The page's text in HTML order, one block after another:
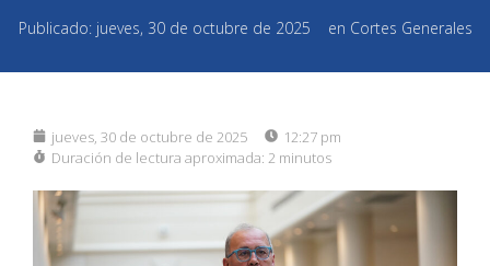
Publicado: jueves, 30 de octubre de 2025 en Cortes Generales
jueves, 30 de octubre de 2025
12:27 pm
Duración de lectura aproximada: 2 minutos